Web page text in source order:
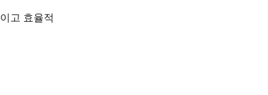
고 효율적